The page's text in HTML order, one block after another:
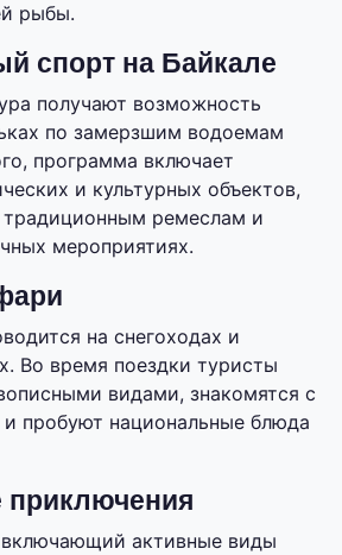
рыбы.
спорт на Байкале
получают возможность
по замерзшим водоемам
программа включает
и культурных объектов,
ремеслам и
мероприятиях.
на снегоходах и
Во время поездки туристы
видами, знакомятся с
пробуют национальные блюда
приключения
активные виды